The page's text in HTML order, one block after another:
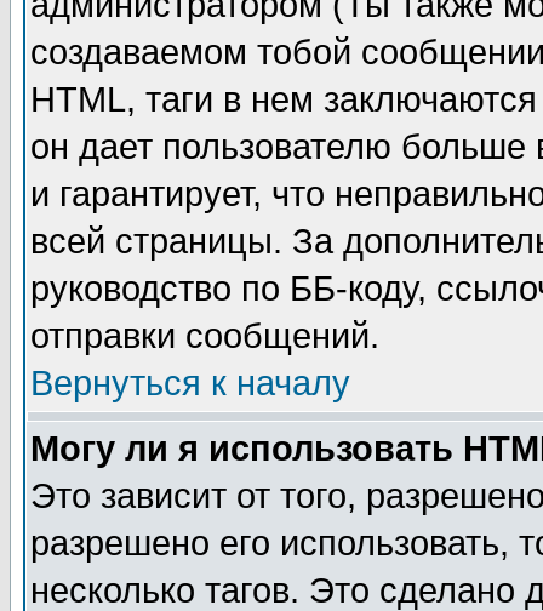
создаваемом тобой
HTML, таги в нем
он дает пользователю
и гарантирует, что
всей страницы. За
руководство по ББ-коду,
отправки сообщений.
Вернуться к началу
Могу ли я использовать
Это зависит от того,
разрешено его использовать,
несколько тагов. Это сделано